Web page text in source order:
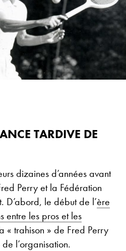
TARDIVE DE
dizaines d’années avant
Perry et la Fédération
D’abord, le début de l’ère
entre les pros et les
« trahison » de Fred Perry
l’organisation.